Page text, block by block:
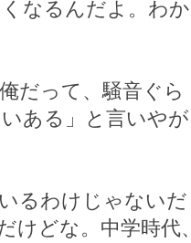
なるんだよ。わか
だって、騒音ぐら
ある」と言いやが
るわけじゃないだ
けどな。中学時代、